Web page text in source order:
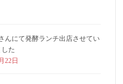
んにて発酵ランチ出店させてい
た
22日